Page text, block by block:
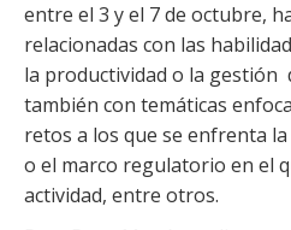
entre el 3 y el 7 de octubre,
relacionadas con las
la productividad o la gestión
también con temáticas
retos a los que se enfrenta
o el marco regulatorio en el
actividad, entre otros.